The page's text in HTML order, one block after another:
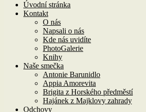
Úvodní stránka
Kontakt
O nás
Napsali o nás
Kde nás uvidíte
PhotoGalerie
Knihy
Naše smečka
Antonie Barunidlo
Appia Amorevita
Brigita z Horského předměstí
Hajánek z Majklovy zahrady
Odchovy